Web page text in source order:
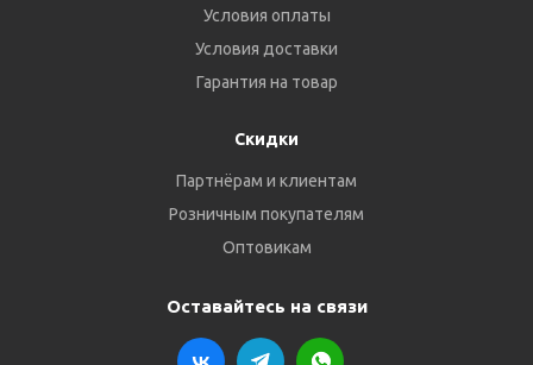
Условия оплаты
Условия доставки
Гарантия на товар
Скидки
Партнёрам и клиентам
Розничным покупателям
Оптовикам
Оставайтесь на связи